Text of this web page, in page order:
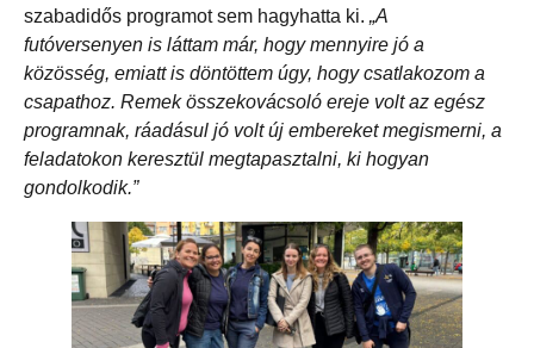
szabadidős programot sem hagyhatta ki. „A
futóversenyen is láttam már, hogy mennyire jó a
közösség, emiatt is döntöttem úgy, hogy csatlakozom a
csapathoz. Remek összekovácsoló ereje volt az egész
programnak, ráadásul jó volt új embereket megismerni, a
feladatokon keresztül megtapasztalni, ki hogyan
gondolkodik.”